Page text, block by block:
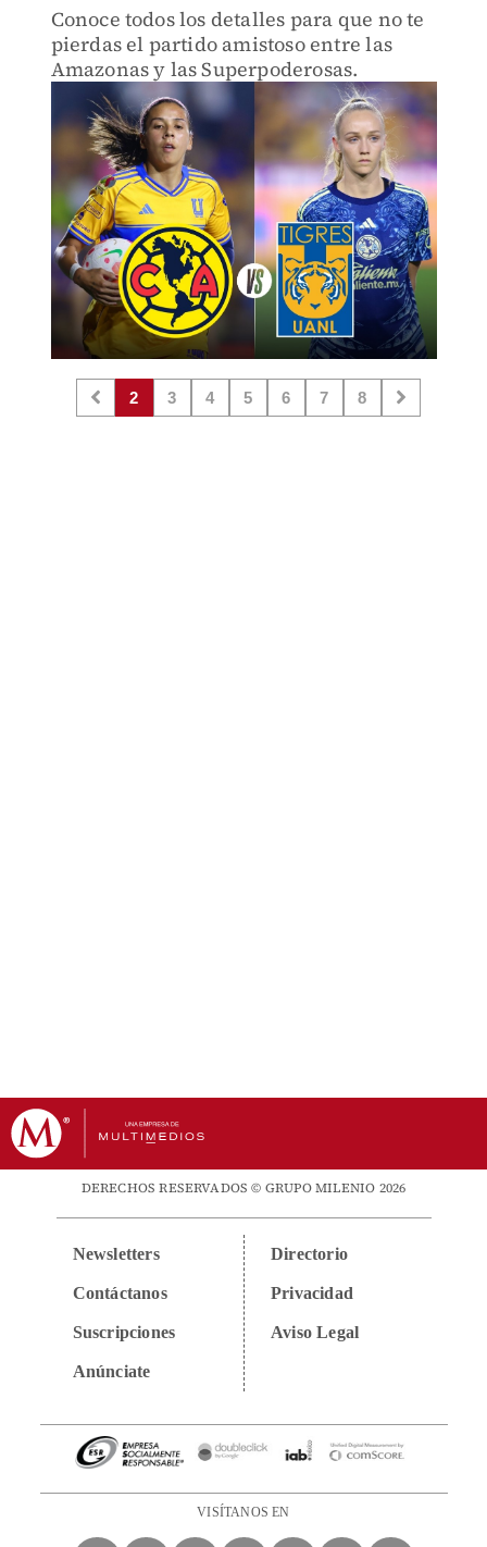
Conoce todos los detalles para que no te
pierdas el partido amistoso entre las
Amazonas y las Superpoderosas.
2 3 4 5 6 7 8
DERECHOS RESERVADOS © GRUPO MILENIO 2026
Newsletters
Contáctanos
Suscripciones
Anúnciate
Directorio
Privacidad
Aviso Legal
VISÍTANOS EN